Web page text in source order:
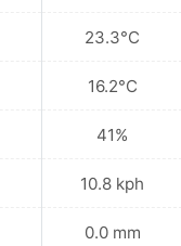
23.3°C
16.2°C
41%
10.8 kph
0.0 mm